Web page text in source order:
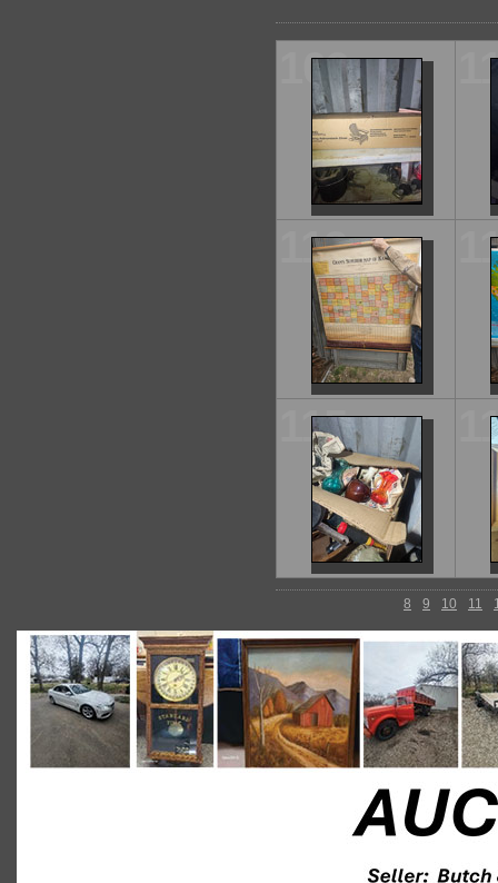
109
112
115
8 9 10 11